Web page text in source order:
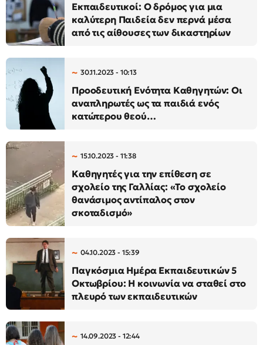
Εκπαιδευτικοί: Ο δρόμος για μια
καλύτερη Παιδεία δεν περνά μέσα
από τις αίθουσες των δικαστηρίων
30.11.2023 - 10:13
Προοδευτική Ενότητα Καθηγητών: Οι
αναπληρωτές ως τα παιδιά ενός
κατώτερου θεού…
15.10.2023 - 11:38
Καθηγητές για την επίθεση σε
σχολείο της Γαλλίας: «Το σχολείο
θανάσιμος αντίπαλος στον
σκοταδισμό»
04.10.2023 - 15:39
Παγκόσμια Ημέρα Εκπαιδευτικών 5
Οκτωβρίου: Η κοινωνία να σταθεί στο
πλευρό των εκπαιδευτικών
14.09.2023 - 12:44